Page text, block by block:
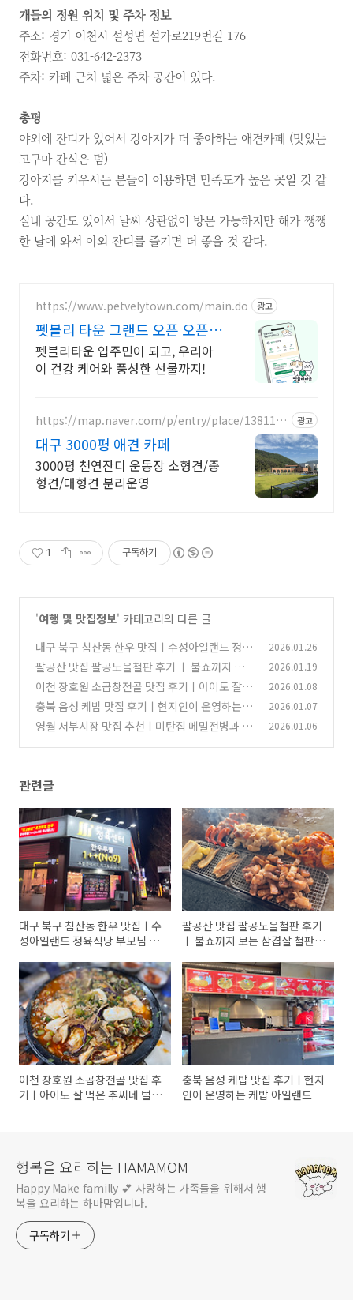
개들의 정원 위치 및 주차 정보
주소: 경기 이천시 설성면 설가로219번길 176
전화번호: 031-642-2373
주차: 카페 근처 넓은 주차 공간이 있다.
총평
야외에 잔디가 있어서 강아지가 더 좋아하는 애견카페 (맛있는
고구마 간식은 덤)
강아지를 키우시는 분들이 이용하면 만족도가 높은 곳일 것 같
다.
실내 공간도 있어서 날씨 상관없이 방문 가능하지만 해가 쨍쨍
한 날에 와서 야외 잔디를 즐기면 더 좋을 것 같다.
https://www.petvelytown.com/main.do 광고
펫블리 타운 그랜드 오픈 오픈
이벤트 진행 중!
펫블리타운 입주민이 되고, 우리아
이 건강 케어와 풍성한 선물까지!
https://map.naver.com/p/entry/place/1381104
광고
대구 3000평 애견 카페
3000평 천연잔디 운동장 소형견/중
형견/대형견 분리운영
1 구독하기
'여행 및 맛집정보' 카테고리의 다른 글
대구 북구 침산동 한우 맛집ㅣ수성아일랜드 정육
식당 부모님 생신 내돈내산 후기
(1)
2026.01.26
팔공산 맛집 팔공노을철판 후기 ㅣ 불쇼까지 보는
삼겹살 철판구이 (0)
2026.01.19
이천 장호원 소곱창전골 맛집 후기ㅣ아이도 잘 먹
은 추씨네 털보곱창전골
(0)
2026.01.08
충북 음성 케밥 맛집 후기ㅣ현지인이 운영하는 케
밥 아일랜드
(1)
2026.01.07
영월 서부시장 맛집 추천ㅣ미탄집 메밀전병과 일
2026.01.06
관련글
대구 북구 침산동 한우 맛집ㅣ수
성아일랜드 정육식당 부모님 생
팔공산 맛집 팔공노을철판 후기
ㅣ 불쇼까지 보는 삼겹살 철판구
이천 장호원 소곱창전골 맛집 후
기ㅣ아이도 잘 먹은 추씨네 털보
충북 음성 케밥 맛집 후기ㅣ현지
인이 운영하는 케밥 아일랜드
행복을 요리하는 HAMAMOM
Happy Make familly 💕 사랑하는 가족들을 위해서 행
복을 요리하는 하마맘입니다.
구독하기